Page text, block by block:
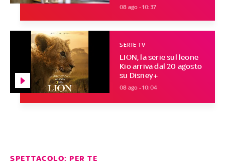
08 ago - 10:37
LION, la serie sul leone
Kio arriva dal 20 agosto
su Disney+
SERIE TV
08 ago - 10:04
SPETTACOLO: PER TE